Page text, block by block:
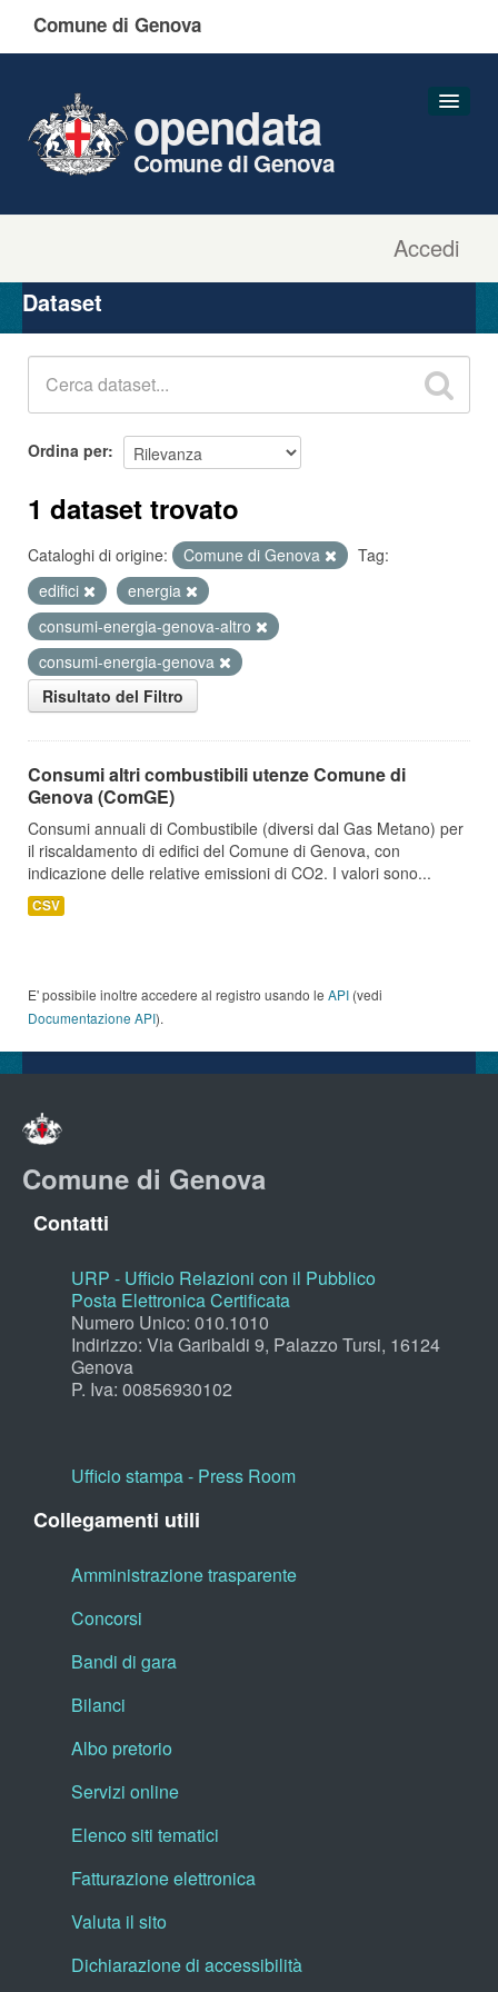
Comune di Genova
Accedi
opendata
Comune di Genova
Organizzazioni
Gruppi
Dataset
Ordina per
1 dataset trovato
Cataloghi di origine: Comune di Genova
Tag:
edifici
energia
consumi-energia-genova-altro
consumi-energia-genova
Risultato del Filtro
Consumi altri combustibili utenze Comune di
Genova (ComGE)
Consumi annuali di Combustibile (diversi dal Gas Metano) per
il riscaldamento di edifici del Comune di Genova, con
indicazione delle relative emissioni di CO2. I valori sono...
CSV
E' possibile inoltre accedere al registro usando le API (vedi
Documentazione API).
Comune di Genova
Contatti
URP - Ufficio Relazioni con il Pubblico
Posta Elettronica Certificata
Numero Unico: 010.1010
Indirizzo: Via Garibaldi 9, Palazzo Tursi, 16124
Genova
P. Iva: 00856930102
Ufficio stampa - Press Room
Collegamenti utili
Amministrazione trasparente
Concorsi
Bandi di gara
Bilanci
Albo pretorio
Servizi online
Elenco siti tematici
Fatturazione elettronica
Valuta il sito
Dichiarazione di accessibilità